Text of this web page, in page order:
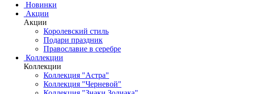
Новинки
Акции
Акции
Королевский стиль
Подари праздник
Православие в серебре
Коллекции
Коллекции
Коллекция "Астра"
Коллекция "Черневой"